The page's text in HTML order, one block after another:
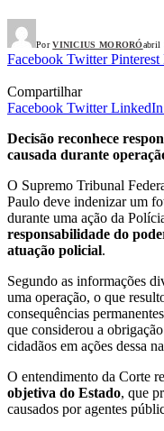
Por VINICIUS MORORÓabril
Facebook Twitter Pinterest
Compartilhar
Facebook Twitter LinkedIn
Decisão reconhece
causada durante
O Supremo Tribunal
Paulo deve indenizar um
durante uma ação da
responsabilidade do
atuação policial.
Segundo as informações
uma operação, o que
consequências
que considerou a
cidadãos em ações dessa
O entendimento da Corte
objetiva do Estado, que
causados por agentes